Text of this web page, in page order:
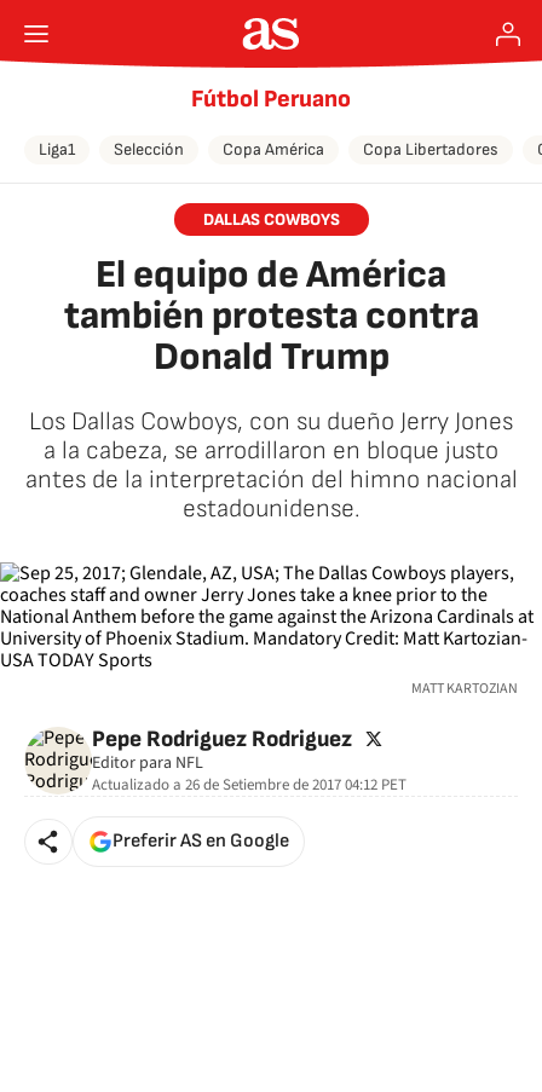
Fútbol Peruano
Liga1 Selección Copa América Copa Libertadores
DALLAS COWBOYS
El equipo de América
también protesta contra
Donald Trump
Los Dallas Cowboys, con su dueño Jerry Jones
a la cabeza, se arrodillaron en bloque justo
antes de la interpretación del himno nacional
estadounidense.
MATT KARTOZIAN
Pepe Rodriguez Rodriguez twitter
Editor para NFL
Actualizado a 26 de Setiembre de 2017 04:12 PET
Preferir AS en Google